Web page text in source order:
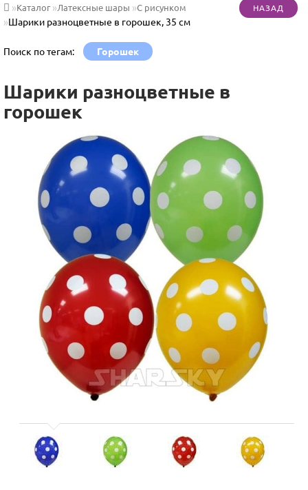
Каталог Латексные шары С рисунком
Шарики разноцветные в горошек, 35 см
Поиск по тегам: Горошек
Шарики разноцветные в
горошек